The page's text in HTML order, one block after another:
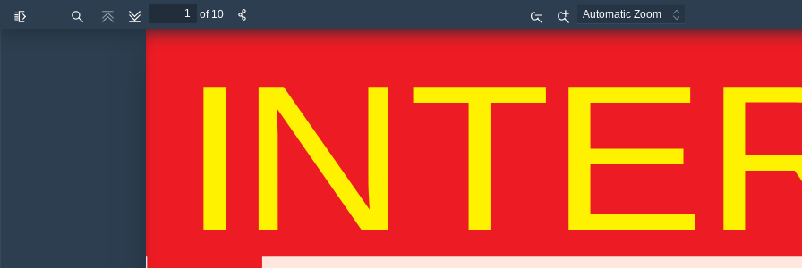
Toggle
Find PreviousNext
of 10
Zoom
Out
Zoom
In
I